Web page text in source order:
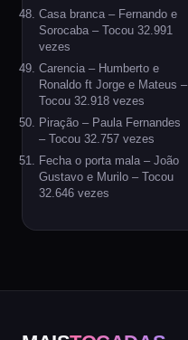
Casa branca – Fernando e
Sorocaba – Tocou 32.991
vezes
Carencia – Humberto e
Ronaldo ft Jorge e Mateus –
Tocou 32.918 vezes
Piração – Paula Fernandes
– Tocou 32.757 vezes
Fecha o porta mala – João
Gustavo e Murilo – Tocou
32.646 vezes